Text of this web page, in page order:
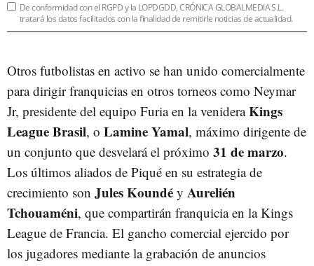
De conformidad con el RGPD y la LOPDGDD, CRÓNICA GLOBALMEDIA S.L.
tratará los datos facilitados con la finalidad de remitirle noticias de actualidad.
Otros futbolistas en activo se han unido comercialmente
para dirigir franquicias en otros torneos como Neymar
Jr, presidente del equipo Furia en la venideraKings
League Brasil, o Lamine Yamal, máximo dirigente de
un conjunto que desvelará el próximo 31 de marzo.
Los últimos aliados de Piqué en su estrategia de
crecimiento son Jules Koundé y Aurelién
Tchouaméni, que compartirán franquicia en la Kings
League de Francia. El gancho comercial ejercido por
los jugadores mediante la grabación de anuncios